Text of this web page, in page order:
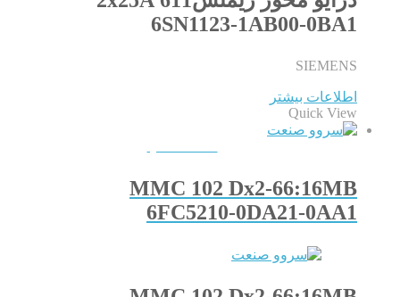
6SN1123-1AB00-0BA1
SIEMENS
اطلاعات بیشتر
Quick View
MMC 102 Dx2-66:16MB
6FC5210-0DA21-0AA1